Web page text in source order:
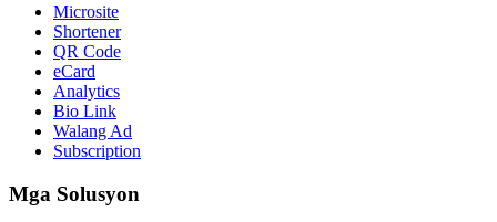
Microsite
Shortener
QR Code
eCard
Analytics
Bio Link
Walang Ad
Subscription
Mga Solusyon